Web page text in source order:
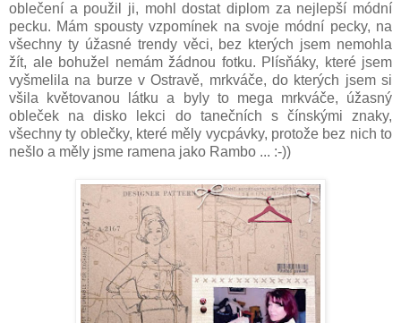
oblečení a použil ji, mohl dostat diplom za nejlepší módní
pecku. Mám spousty vzpomínek na svoje módní pecky, na
všechny ty úžasné trendy věci, bez kterých jsem nemohla
žít, ale bohužel nemám žádnou fotku. Plísňáky, které jsem
vyšmelila na burze v Ostravě, mrkváče, do kterých jsem si
všila květovanou látku a byly to mega mrkváče, úžasný
obleček na disko lekci do tanečních s čínskými znaky,
všechny ty oblečky, které měly vycpávky, protože bez nich to
nešlo a měly jsme ramena jako Rambo ... :-))